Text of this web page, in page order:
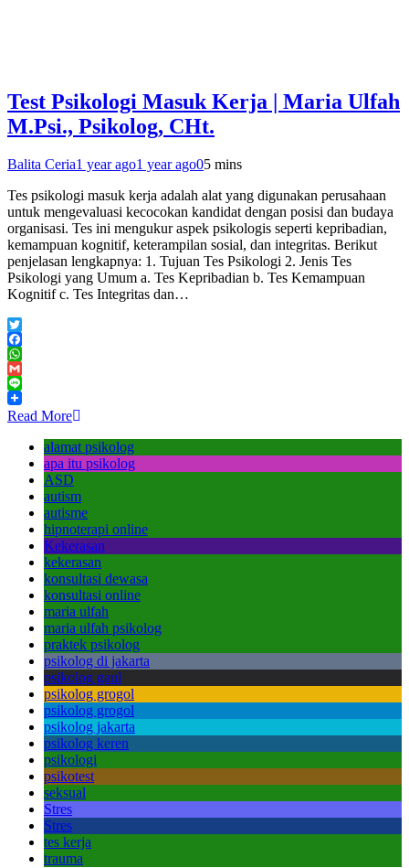
Test Psikologi Masuk Kerja | Maria Ulfah
M.Psi., Psikolog, CHt.
Balita Ceria1 year ago1 year ago05 mins
Tes psikologi masuk kerja adalah alat yang digunakan perusahaan
untuk mengevaluasi kecocokan kandidat dengan posisi dan budaya
organisasi. Tes ini mengukur aspek psikologis seperti kepribadian,
kemampuan kognitif, keterampilan sosial, dan integritas. Berikut
penjelasan lengkapnya: 1. Tujuan Tes Psikologi 2. Jenis Tes
Psikologi yang Umum a. Tes Kepribadian b. Tes Kemampuan
Kognitif c. Tes Integritas dan…
Twitter
Facebook
WhatsApp
Gmail
Line
Read More
alamat psikolog
apa itu psikolog
ASD
autism
autisme
hipnoterapi online
Kekerasan
kekerasan
konsultasi dewasa
konsultasi online
maria ulfah
maria ulfah psikolog
praktek psikolog
psikolog di jakarta
psikolog gaul
psikolog grogol
psikolog grogol
psikolog jakarta
psikolog keren
psikologi
psikotest
seksual
Stres
Stres
tes kerja
trauma